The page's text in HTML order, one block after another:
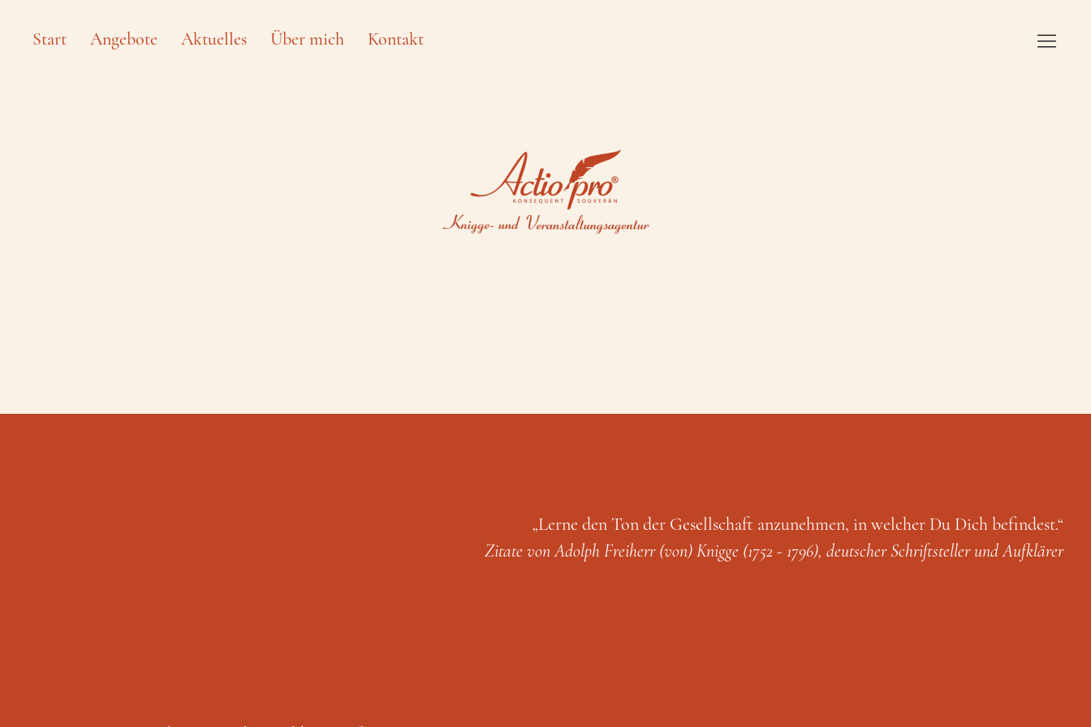
Start Angebote Aktuelles Über mich Kontakt
„Lerne den Ton der Gesellschaft anzunehmen, in welcher Du Dich befindest.“
Zitate von Adolph Freiherr (von) Knigge (1752 - 1796), deutscher Schriftsteller und Aufklärer